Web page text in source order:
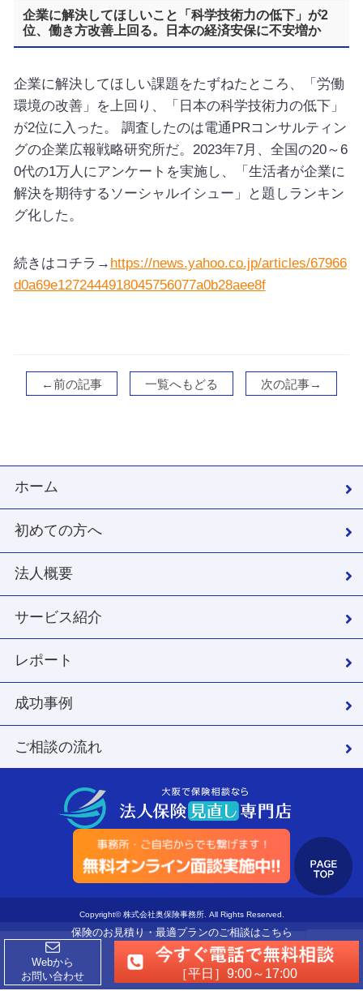
企業に解決してほしいこと「科学技術力の低下」が2
位、働き方改善上回る。日本の経済安保に不安増か
企業に解決してほしい課題をたずねたところ、「労働
環境の改善」を上回り、「日本の科学技術力の低下」
が2位に入った。 調査したのは電通PRコンサルティン
グの企業広報戦略研究所だ。2023年7月、全国の20～6
0代の1万人にアンケートを実施し、「生活者が企業に
解決を期待するソーシャルイシュー」と題しランキン
グ化した。
続きはコチラ→ https://news.yahoo.co.jp/articles/67966
d0a69e1272444918045756077a0b28aee8f
←前の記事 一覧へもどる 次の記事→
ホーム
初めての方へ
法人概要
サービス紹介
レポート
成功事例
ご相談の流れ
Copyright© 株式会社奥保険事務所. All Rights Reserved.
保険のお見積り・最適プランのご相談はこちら
Webから
お問い合わせ
［平日］9:00～17:00